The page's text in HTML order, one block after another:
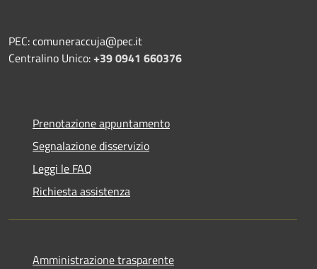
PEC: comuneraccuja@pec.it
Centralino Unico:+39 0941 660376
Prenotazione appuntamento
Segnalazione disservizio
Leggi le FAQ
Richiesta assistenza
Amministrazione trasparente